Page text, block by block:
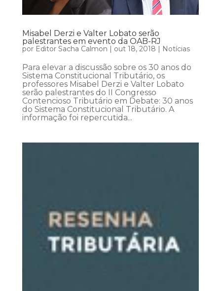
Misabel Derzi e Valter Lobato serão
palestrantes em evento da OAB-RJ
por Editor Sacha Calmon | out 18, 2018 | Notícias
Para elevar a discussão sobre os 30 anos do
Sistema Constitucional Tributário, os
professores Misabel Derzi e Valter Lobato
serão palestrantes do II Congresso
Contencioso Tributário em Debate: 30 anos
do Sistema Constitucional Tributário. A
informação foi repercutida...